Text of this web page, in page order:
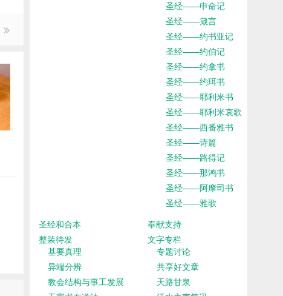
圣经——申命记
圣经——箴言
圣经——约书亚记
圣经——约伯记
圣经——约拿书
圣经——约珥书
圣经——耶利米书
圣经——耶利米哀歌
圣经——西番雅书
圣经——诗篇
圣经——路得记
圣经——那鸿书
圣经——阿摩司书
圣经——雅歌
圣经和合本
奉献支持
整装待发
基要真理
异端分辨
教会结构与事工发展
文字专栏
专题讨论
共享好文章
天路甘泉